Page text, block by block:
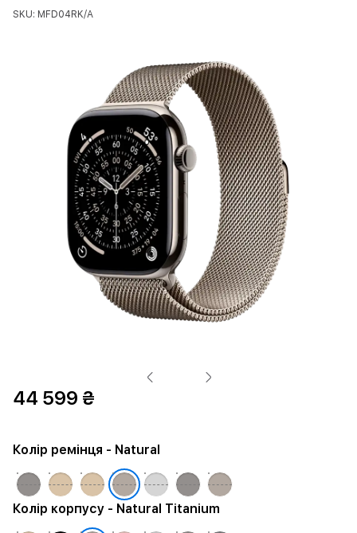
SKU: MFD04RK/A
44 599 ₴
Колір ремінця - Natural
Колір корпусу - Natural Titanium